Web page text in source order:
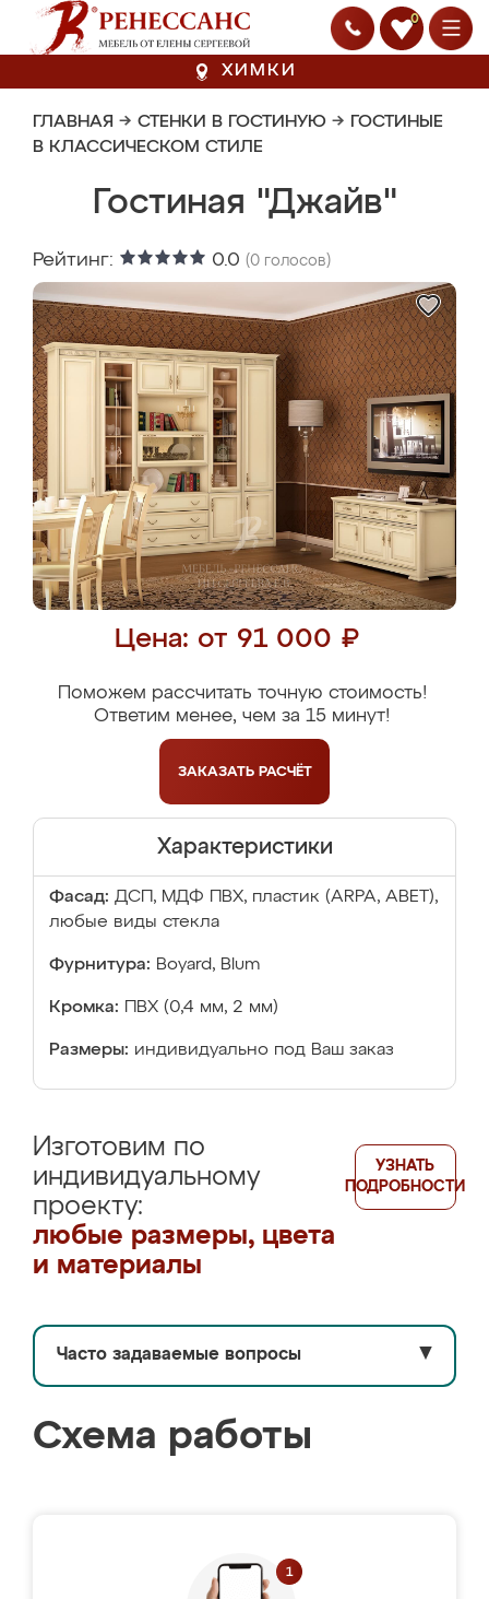
0
ХИМКИ
ГЛАВНАЯ → СТЕНКИ В ГОСТИНУЮ → ГОСТИНЫЕ
В КЛАССИЧЕСКОМ СТИЛЕ
Гостиная "Джайв"
Рейтинг: 0.0 (0 голосов)
Цена: от 91 000 ₽
Поможем рассчитать точную стоимость!
Ответим менее, чем за 15 минут!
ЗАКАЗАТЬ РАСЧЁТ
Характеристики
Фасад: ДСП, МДФ ПВХ, пластик (ARPA, ABET),
любые виды стекла
Фурнитура: Boyard, Blum
Кромка: ПВХ (0,4 мм, 2 мм)
Размеры: индивидуально под Ваш заказ
Изготовим по
индивидуальному
проекту:
любые размеры, цвета
и материалы
УЗНАТЬ
ПОДРОБНОСТИ
Часто задаваемые вопросы ▼
Схема работы